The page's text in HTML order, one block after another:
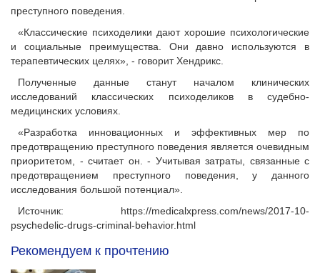
преступного поведения.
«Классические психоделики дают хорошие психологические
и социальные преимущества. Они давно используются в
терапевтических целях», - говорит Хендрикс.
Полученные данные станут началом клинических
исследований классических психоделиков в судебно-
медицинских условиях.
«Разработка инновационных и эффективных мер по
предотвращению преступного поведения является очевидным
приоритетом, - считает он. - Учитывая затраты, связанные с
предотвращением преступного поведения, у данного
исследования большой потенциал».
Источник: https://medicalxpress.com/news/2017-10-
psychedelic-drugs-criminal-behavior.html
Рекомендуем к прочтению